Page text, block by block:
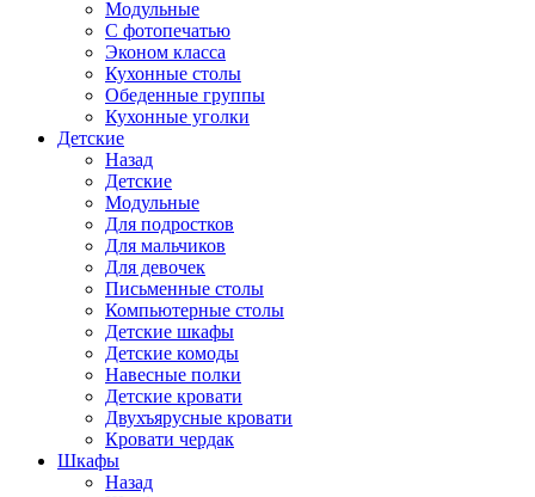
Модульные
С фотопечатью
Эконом класса
Кухонные столы
Обеденные группы
Кухонные уголки
Детские
Назад
Детские
Модульные
Для подростков
Для мальчиков
Для девочек
Письменные столы
Компьютерные столы
Детские шкафы
Детские комоды
Навесные полки
Детские кровати
Двухъярусные кровати
Кровати чердак
Шкафы
Назад